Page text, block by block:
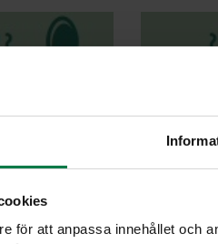
för att anpassa innehållet och